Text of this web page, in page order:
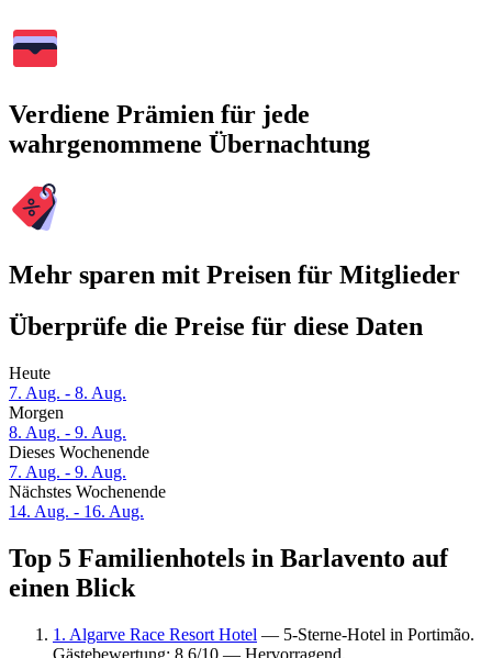
Verdiene Prämien für jede
wahrgenommene Übernachtung
Mehr sparen mit Preisen für Mitglieder
Überprüfe die Preise für diese Daten
Heute
7. Aug. - 8. Aug.
Morgen
8. Aug. - 9. Aug.
Dieses Wochenende
7. Aug. - 9. Aug.
Nächstes Wochenende
14. Aug. - 16. Aug.
Top 5 Familienhotels in Barlavento auf
einen Blick
1. Algarve Race Resort Hotel — 5-Sterne-Hotel in Portimão.
Gästebewertung: 8,6/10 — Hervorragend.